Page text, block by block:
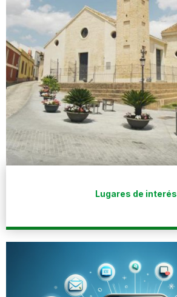
Lugares de interés